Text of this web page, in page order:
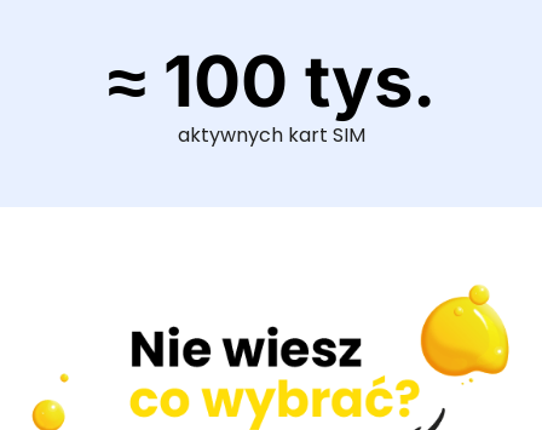
≈ 100 tys.
aktywnych kart SIM